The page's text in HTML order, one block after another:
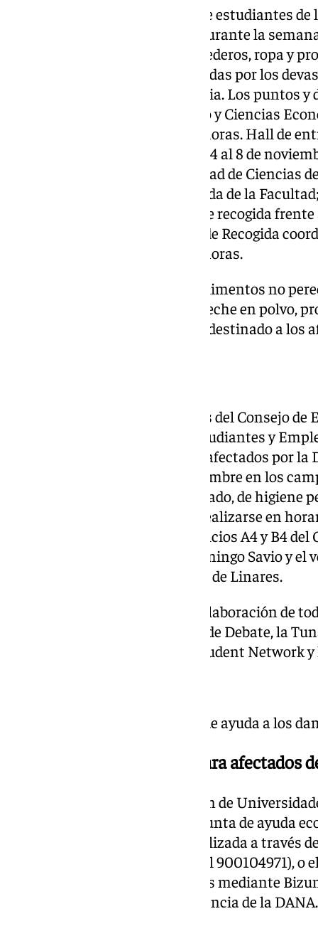
Coordinadas por los consejos de estudiantes
(UCO), a partir de este lunes y durante la
recogida de alimentos no perecederos, ropa y
ayuda a las personas damnificadas por los
DANA en la provincia de Valencia. Los puntos y
siguientes: Facultad de Derecho y Ciencias
de noviembre de 10.00 a 19.00 horas. Hall de
Rabanales-Aulario Averroes del 4 al 8 de
Estudiantes de Ciencias; Facultad de Ciencias
al 7 de noviembre. Hall de entrada de la
del 6 al 8 de noviembre. Punto de recogida
cafetería del Rectorado (Punto de Recogida
de noviembre. De 7.00 a 20.00 horas.
En estos puntos se recogerán alimentos no
embotellada, pañales, potitos, leche en polvo,
guantes o material de limpieza destinado a los
La Universidad de Jaén, a través del Consejo
apoyo del Vicerrectorado de Estudiantes y
una recogida solidaria para los afectados por la
durante los días 5, 6 y 7 de noviembre en los
entrega de material (ropa y calzado, de
y productos esenciales, podrá realizarse en
horas en el vestíbulo de los Edificios A4 y B4
vestíbulo del Colegio Mayor Domingo Savio y
Campus Científico-Tecnológico de Linares.
Esta iniciativa cuenta con la colaboración de
estudiantiles de la UJA, el Aula de Debate, la
Jaén, la Asociación Erasmus Student Network
Donaciones económicas para afectados
Por su parte, desde la Asociación de
se ha lanzado la campaña conjunta de ayuda
afectadas por el temporal, canalizada a través
33512 o por teléfono llamando al 900104971), o
AYUDA al 28092, y aportaciones mediante
específicamente para la emergencia de la DANA.